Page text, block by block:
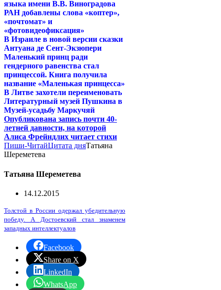
языка имени В.В. Виноградова
РАН добавлены слова «коптер»,
«почтомат» и
«фотовидеофиксация»
В Израиле в новой версии сказки
Антуана де Сент-Экзюпери
Маленький принц ради
гендерного равенства стал
принцессой. Книга получила
название «Маленькая принцесса»
В Литве захотели переименовать
Литературный музей Пушкина в
Музей-усадьбу Маркучяй
Опубликована запись почти 40-
летней давности, на которой
Алиса Фрейндлих читает стихи
Пиши-ЧитайЦитата дняТатьяна
Шереметева
Татьяна Шереметева
14.12.2015
Толстой в России одержал убедительную
победу. А Достоевский стал знаменем
западных интеллектуалов
Facebook
Share on X
LinkedIn
WhatsApp